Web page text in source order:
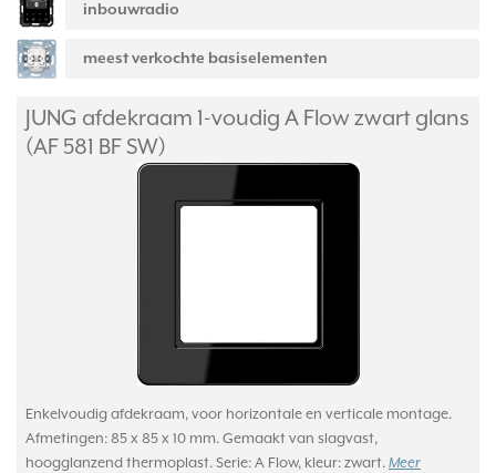
inbouwradio
meest verkochte basiselementen
JUNG afdekraam 1-voudig A Flow zwart glans
(AF 581 BF SW)
Enkelvoudig afdekraam, voor horizontale en verticale montage.
Afmetingen: 85 x 85 x 10 mm. Gemaakt van slagvast,
hoogglanzend thermoplast. Serie: A Flow, kleur: zwart. Meer